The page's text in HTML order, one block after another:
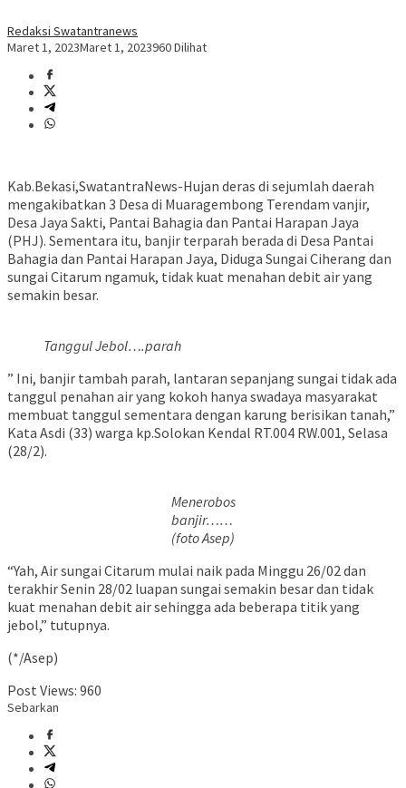
Redaksi Swatantranews
Maret 1, 2023Maret 1, 2023960 Dilihat
Kab.Bekasi,SwatantraNews-Hujan deras di sejumlah daerah
mengakibatkan 3 Desa di Muaragembong Terendam vanjir,
Desa Jaya Sakti, Pantai Bahagia dan Pantai Harapan Jaya
(PHJ). Sementara itu, banjir terparah berada di Desa Pantai
Bahagia dan Pantai Harapan Jaya, Diduga Sungai Ciherang dan
sungai Citarum ngamuk, tidak kuat menahan debit air yang
semakin besar.
Tanggul Jebol….parah
” Ini, banjir tambah parah, lantaran sepanjang sungai tidak ada
tanggul penahan air yang kokoh hanya swadaya masyarakat
membuat tanggul sementara dengan karung berisikan tanah,”
Kata Asdi (33) warga kp.Solokan Kendal RT.004 RW.001, Selasa
(28/2).
Menerobos
banjir……
(foto Asep)
“Yah, Air sungai Citarum mulai naik pada Minggu 26/02 dan
terakhir Senin 28/02 luapan sungai semakin besar dan tidak
kuat menahan debit air sehingga ada beberapa titik yang
jebol,” tutupnya.
(*/Asep)
Post Views: 960
Sebarkan